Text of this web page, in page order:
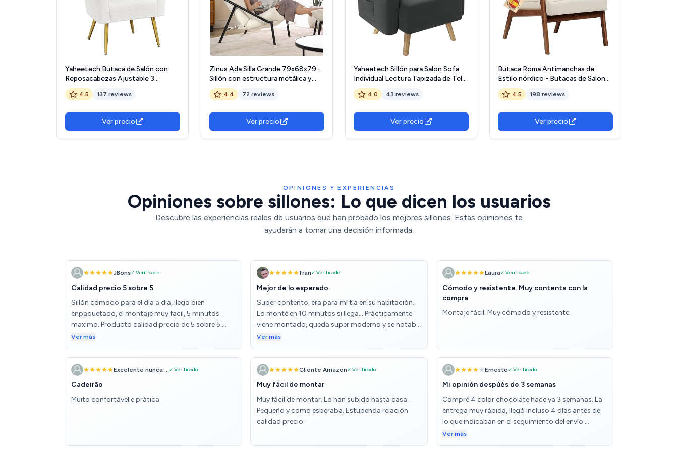
Yaheetech Butaca de Salón con
Reposacabezas Ajustable 3
Posiciones Silla de Ocio Respaldo
Ergonómico y Soporte Lumbar
para Salón, Dormitorio, Oficina
Blanco
4.5 137 reviews
Ver precio
Zinus Ada Silla Grande 79x68x79 -
Sillón con estructura metálica y
acolchado de espuma triturada -
Tejido Bucle
4.4 72 reviews
Ver precio
Yaheetech Sillón para Salon Sofa
Individual Lectura Tapizada de Tela
con Reposabrazo Silla Relax Pata
Madera Capacidad MAX 136 KG Gris
4.0 43 reviews
Ver precio
Butaca Roma Antimanchas de
Estilo nórdico - Butacas de Salon
Madera Maciza - Butaca Dormitorio
(Beige/Nogal)
4.5 198 reviews
Ver precio
OPINIONES Y EXPERIENCIAS
Opiniones sobre sillones: Lo que dicen los usuarios
Descubre las experiencias reales de usuarios que han probado los mejores sillones. Estas opiniones te
ayudarán a tomar una decisión informada.
JBons✓ Verificado
Calidad precio 5 sobre 5
Sillón comodo para el dia a dia, llego bien
enpaquetado, el montaje muy facil, 5 minutos
maximo. Producto calidad precio de 5 sobre 5.
Quizas para gente alta ( de mas de 1,80) un poco
corto.
Ver más
fran✓ Verificado
Mejor de lo esperado.
Super contento, era para mí tía en su habitación.
Lo monté en 10 minutos si llega... Prácticamente
viene montado, queda super moderno y se notaba
cómodo. Por ese precio y que te lo envíen a casa
no se puede pedir más.. encima reclinable que al
probarlo me quedé medio dormido...
Ver más
Laura✓ Verificado
Cómodo y resistente. Muy contenta con la
compra
Montaje fácil. Muy cómodo y resistente.
Excelente nunca ... ✓ Verificado
Cadeirão
Muito confortável e prática
Cliente Amazon✓ Verificado
Muy fácil de montar
Muy fácil de montar. Lo han subido hasta casa.
Pequeño y como esperaba. Estupenda relación
calidad precio.
Ernesto✓ Verificado
Mi opinión despùés de 3 semanas
Compré 4 color chocolate hace ya 3 semanas. La
entrega muy rápida, llegó incluso 4 días antes de
lo que indicaban en el seguimiento del envío.
Perfectamente embalados en una buena caja de
cartón. No se desperdicia un centímetro del
Ver más